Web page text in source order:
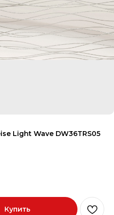
Light Wave DW36TRS05
Купить